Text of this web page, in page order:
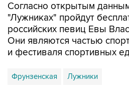
Согласно открытым
"Лужниках" пройдут
российских певиц Евы
Они являются частью
и фестиваля спортивных
Фрунзенская Лужники